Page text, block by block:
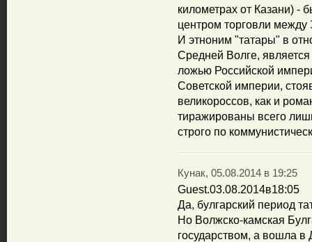
километрах от Казани) -
центром торговли
И этноним "татары" в
Средней Волге,
ложью Российской
Советской империи,
великороссов, как и
тиражированы всего
строго по
Кунак, 05.08.2014 в 19:25
Guest.03.08.2014в18:05
Да, булгарский период
Но Волжско-камская
государством, а вошла